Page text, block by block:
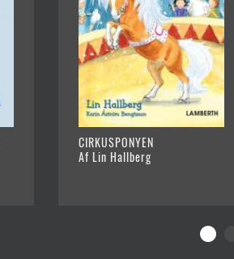
CIRKUSPONYEN
Af Lin Hallberg